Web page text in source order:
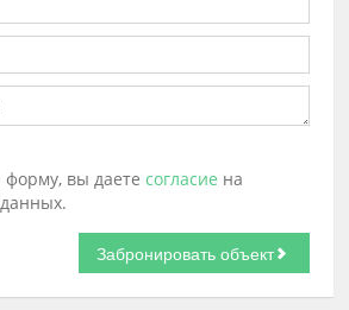
форму, вы даетесогласие на